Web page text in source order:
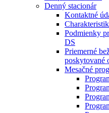
Denný stacionár
Kontaktné
Podmienky
DS
Priemerné
poskytované
Mesačné